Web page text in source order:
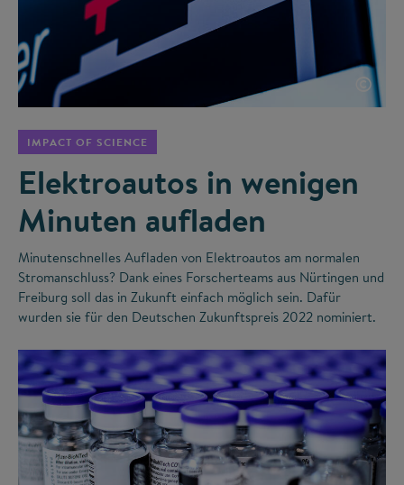
©
IMPACT OF SCIENCE
Elektroautos in wenigen
Minuten aufladen
Minutenschnelles Aufladen von Elektroautos am normalen
Stromanschluss? Dank eines Forscherteams aus Nürtingen und
Freiburg soll das in Zukunft einfach möglich sein. Dafür
wurden sie für den Deutschen Zukunftspreis 2022 nominiert.